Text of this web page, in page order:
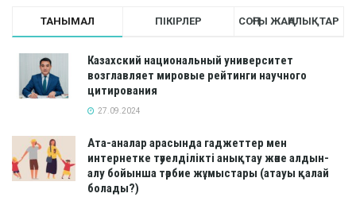
ТАНЫМАЛ ПІКІРЛЕР СОҢҒЫ ЖАҢАЛЫҚТАР
Казахский национальный университет
возглавляет мировые рейтинги научного
цитирования
27.09.2024
Ата-аналар арасында гаджеттер мен
интернетке тәуелділікті анықтау және алдын-
алу бойынша тәрбие жұмыстары (атауы қалай
болады?)